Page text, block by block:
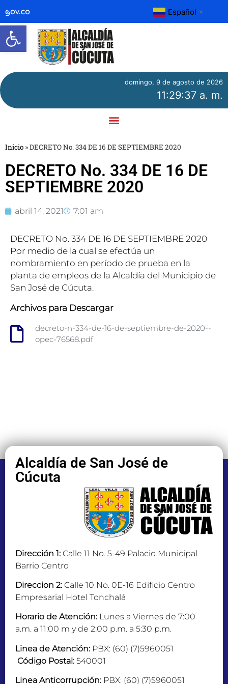
Abrir barra de herramientas
Español ▼
domingo, 9 de agosto de 2026
11:29:37 a. m.
Inicio »DECRETO No. 334 DE 16 DE SEPTIEMBRE 2020
DECRETO No. 334 DE 16 DE
SEPTIEMBRE 2020
abril 14, 2021 7:01 am
DECRETO No. 334 DE 16 DE SEPTIEMBRE 2020
Por medio de la cual se efectúa un
nombramiento en período de prueba en la
planta de empleos de la Alcaldía del Municipio de
San José de Cúcuta.
Archivos para Descargar
decreto-n-334-de-16-de-septiembre-de-2020--
opec-76568.pdf
Alcaldía de San José de
Cúcuta
Dirección 1: Calle 11 No. 5-49 Palacio Municipal
Barrio Centro
Direccion 2: Calle 10 No. 0E-16 Edificio Centro
Empresarial Hotel Tonchalá
Horario de Atención: Lunes a Viernes de 7:00
a.m. a 11:00 m y de 2:00 p.m. a 5:30 p.m.
Linea de Atención: PBX: (60) (7)5960051
Código Postal: 540001
Linea Anticorrupción: PBX: (60) (7)5960051